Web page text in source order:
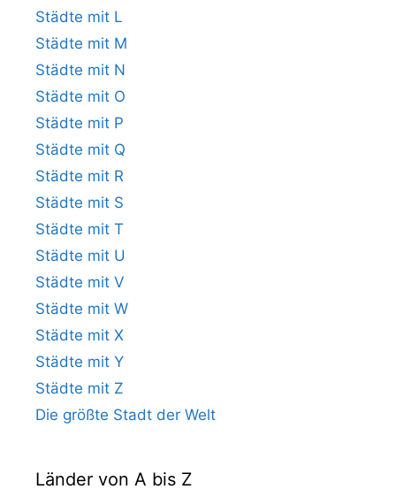
Städte mit L
Städte mit M
Städte mit N
Städte mit O
Städte mit P
Städte mit Q
Städte mit R
Städte mit S
Städte mit T
Städte mit U
Städte mit V
Städte mit W
Städte mit X
Städte mit Y
Städte mit Z
Die größte Stadt der Welt
Länder von A bis Z